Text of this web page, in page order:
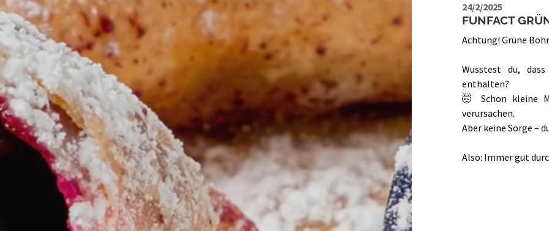
FUNFACT
24/2/2025
Achtung! Grüne
Wusstest du,
enthalten?
🤯 Schon kleine
verursachen.
Aber keine Sorge –
Also: Immer gut